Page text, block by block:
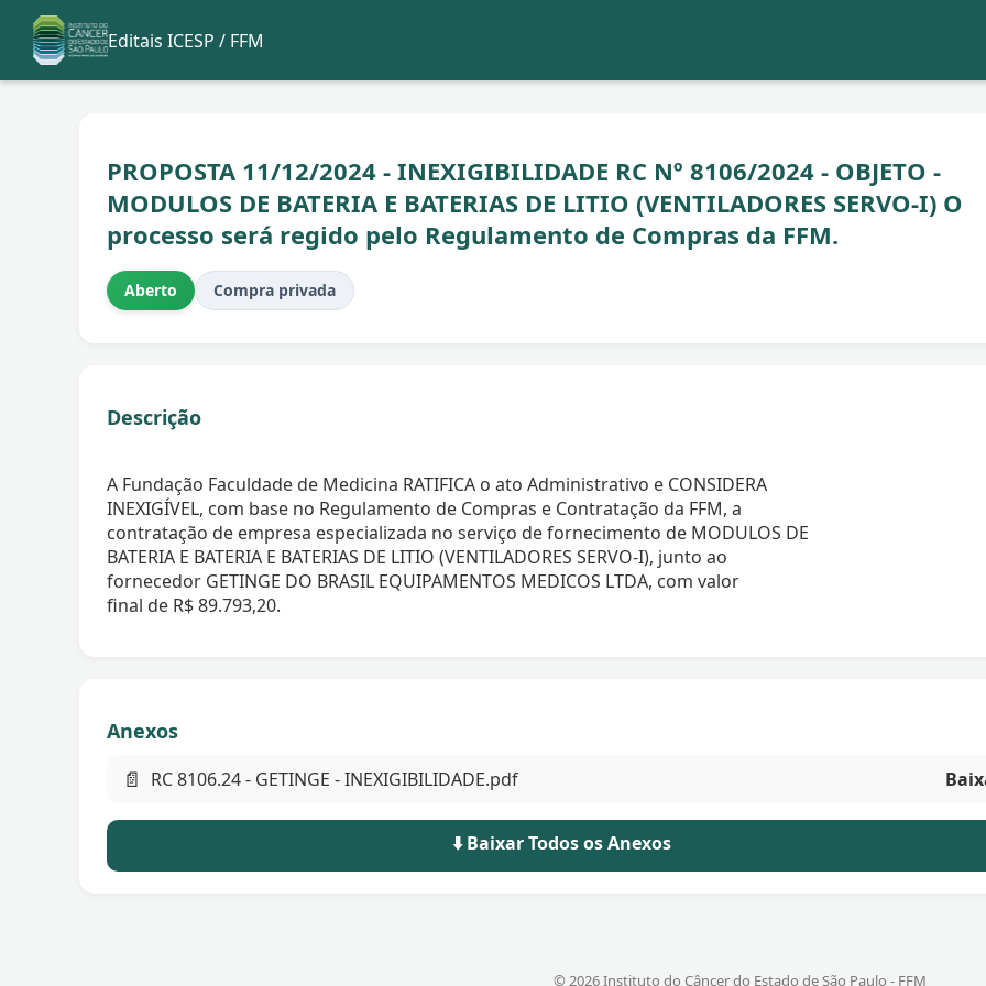
Editais ICESP / FFM
PROPOSTA 11/12/2024 - INEXIGIBILIDADE RC Nº 8106/2024 - OBJETO -
MODULOS DE BATERIA E BATERIAS DE LITIO (VENTILADORES SERVO-I) O
processo será regido pelo Regulamento de Compras da FFM.
Aberto Compra privada
Descrição
A Fundação Faculdade de Medicina RATIFICA o ato Administrativo e CONSIDERA
INEXIGÍVEL, com base no Regulamento de Compras e Contratação da FFM, a
contratação de empresa especializada no serviço de fornecimento de MODULOS DE
BATERIA E BATERIA E BATERIAS DE LITIO (VENTILADORES SERVO-I), junto ao
fornecedor GETINGE DO BRASIL EQUIPAMENTOS MEDICOS LTDA, com valor
final de R$ 89.793,20.
Anexos
📄 RC 8106.24 - GETINGE - INEXIGIBILIDADE.pdf
⬇️ Baixar Todos os Anexos
© 2026 Instituto do Câncer do Estado de São Paulo - FFM